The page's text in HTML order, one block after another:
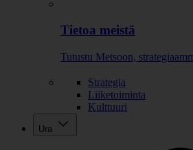
Tietoa meistä
Tutustu Metsoon,
Strategia
Liiketoiminta
Kulttuuri
Ura